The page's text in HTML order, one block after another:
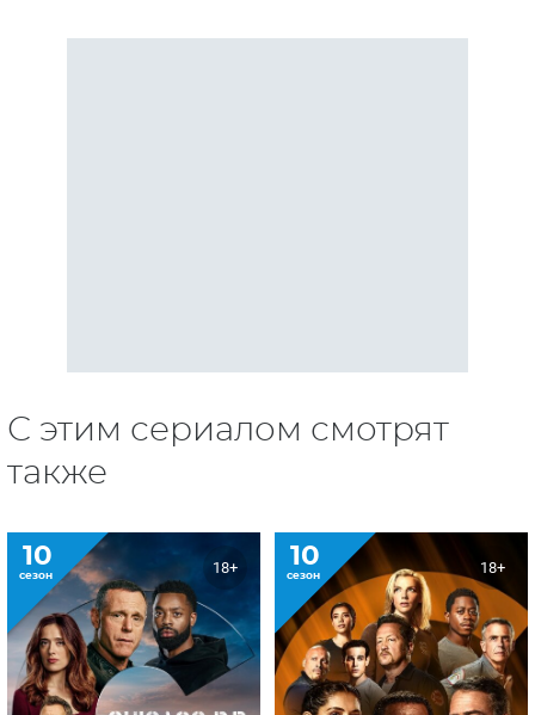
С этим сериалом смотрят
также
10
сезон 18+ 10
сезон 18+